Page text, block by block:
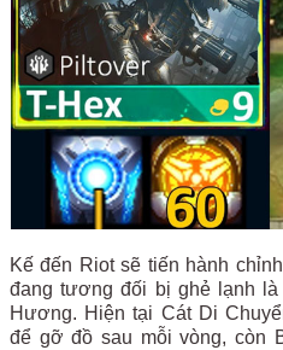
Kế đến Riot sẽ tiến hành
đang tương đối bị ghẻ lạnh
Hương. Hiện tại Cát Di
để gỡ đồ sau mỗi vòng, còn